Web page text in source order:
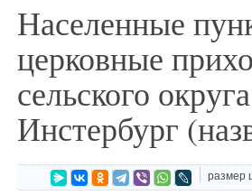
Населенные
церковные
сельского округа
Инстербург
размер